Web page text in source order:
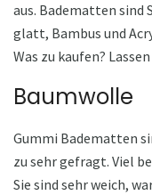
aus. Badematten sind
glatt, Bambus und
Was zu kaufen?
Baumwolle
Gummi Badematten
zu sehr gefragt. Viel
Sie sind sehr weich,